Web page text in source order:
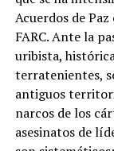
Acuerdos de
FARC. Ante la
uribista,
terratenientes,
antiguos
narcos de los
asesinatos de